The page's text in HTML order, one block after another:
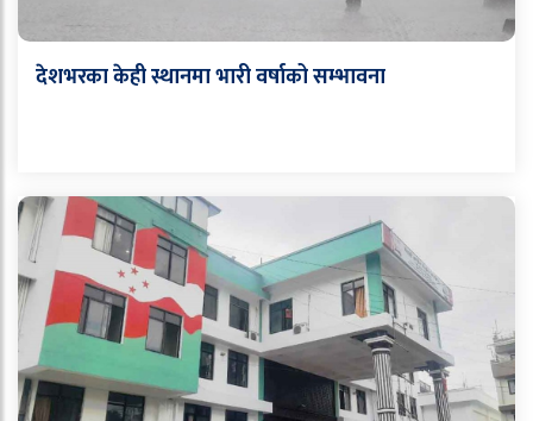
देशभरका केही स्थानमा भारी वर्षाको सम्भावना